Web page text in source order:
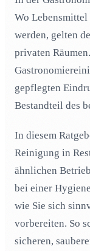
Auf was
achten?
04Wann kann
HACCP
05Was
07Wie lange
08Kann das
schließen?
09Gibt es eine
Wo
werden, gelten
privaten
gepflegten
Bestandteil des
In diesem
Reinigung in
ähnlichen
bei einer
wie Sie sich
vorbereiten. So
sicheren,